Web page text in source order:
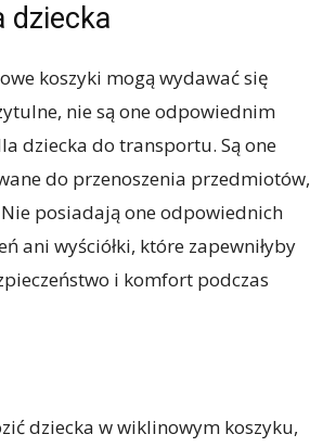
dziecka
koszyki mogą wydawać się
nie są one odpowiednim
dziecka do transportu. Są one
do przenoszenia przedmiotów,
posiadają one odpowiednich
ani wyściółki, które zapewniłyby
i komfort podczas
dziecka w wiklinowym koszyku,